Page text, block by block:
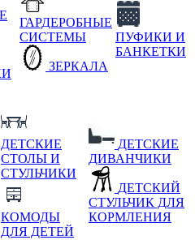
ГАРДЕРОБНЫЕ
СИСТЕМЫ
ЗЕРКАЛА
ПУФИКИ И
БАНКЕТКИ
ДЕТСКИЕ
СТОЛЫ И
СТУЛЬЧИКИ
КОМОДЫ
ДЛЯ ДЕТЕЙ
ДЕТСКИЕ
ДИВАНЧИКИ
ДЕТСКИЙ
СТУЛЬЧИК ДЛЯ
КОРМЛЕНИЯ